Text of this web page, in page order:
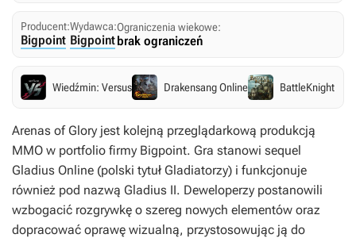
Producent:
Bigpoint
Wydawca:
Bigpoint
Ograniczenia wiekowe:
brak ograniczeń
Wiedźmin: Versus Drakensang Online BattleKnight
Arenas of Glory jest kolejną przeglądarkową produkcją
MMO w portfolio firmy Bigpoint. Gra stanowi sequel
Gladius Online (polski tytuł Gladiatorzy) i funkcjonuje
również pod nazwą Gladius II. Deweloperzy postanowili
wzbogacić rozgrywkę o szereg nowych elementów oraz
dopracować oprawę wizualną, przystosowując ją do